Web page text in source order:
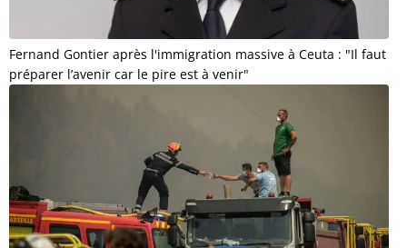
Fernand Gontier après l'immigration massive à Ceuta : "Il faut
préparer l’avenir car le pire est à venir"